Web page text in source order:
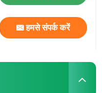
हमसे संपर्क करें